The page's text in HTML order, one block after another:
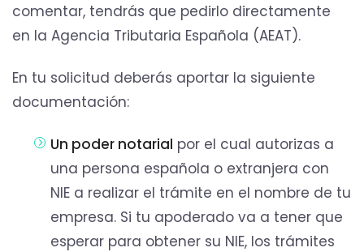
comentar, tendrás que pedirlo directamente
en la Agencia Tributaria Española (AEAT).
En tu solicitud deberás aportar la siguiente
documentación:
Un poder notarial por el cual autorizas a
una persona española o extranjera con
NIE a realizar el trámite en el nombre de tu
empresa. Si tu apoderado va a tener que
esperar para obtener su NIE, los trámites